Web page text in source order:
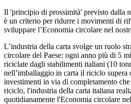
Il 'principio di prossimità' previsto dalla
è un criterio per ridurre i movimenti di
sviluppare l’Economia circolare nel
L’industria della carta svolge un ruolo
circolare del Paese: ogni anno più di 5
riciclate dagli stabilimenti italiani (10
nell’imballaggio in carta il riciclo supera
investimenti in via di completamento
riciclo, l'industria della carta italiana
quotidianamente l'Economia circolare